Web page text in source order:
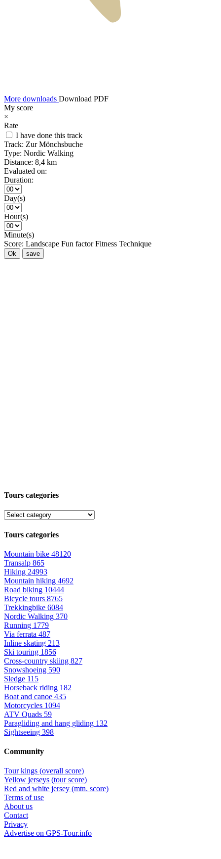
More downloads Download PDF
My score
×
Rate
I have done this track
Track: Zur Mönchsbuche
Type: Nordic Walking
Distance: 8,4 km
Evaluated on:
Duration:
Day(s)
Hour(s)
Minute(s)
Score: Landscape Fun factor Fitness Technique
Ok save
Tours categories
Tours categories
Mountain bike 48120
Transalp 865
Hiking 24993
Mountain hiking 4692
Road biking 10444
Bicycle tours 8765
Trekkingbike 6084
Nordic Walking 370
Running 1779
Via ferrata 487
Inline skating 213
Ski touring 1856
Cross-country skiing 827
Snowshoeing 590
Sledge 115
Horseback riding 182
Boat and canoe 435
Motorcycles 1094
ATV Quads 59
Paragliding and hang gliding 132
Sightseeing 398
Community
Tour kings (overall score)
Yellow jerseys (tour score)
Red and white jersey (mtn. score)
Terms of use
About us
Contact
Privacy
Advertise on GPS-Tour.info